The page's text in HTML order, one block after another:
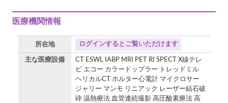
医療機関情報
所在地 ログインするとご覧いただけます
主な医療設備
CT ESWL IABP MRI PET RI SPECT X線テレ
ビ エコー カラードップラー トレッドミル
ヘリカルCT ホルター心電計 マイクロサー
ジャリー マンモ リニアック レーザー結石破
砕 温熱療法 血管連続撮影 高圧酸素療法 高